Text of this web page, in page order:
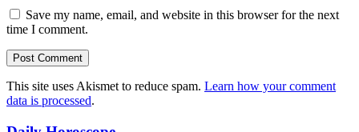
Save my name, email, and website in this browser for the next
time I comment.
This site uses Akismet to reduce spam. Learn how your comment
data is processed.